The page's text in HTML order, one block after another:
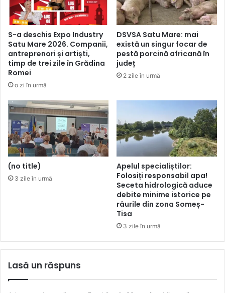
S-a deschis Expo Industry
Satu Mare 2026. Companii,
antreprenori și artiști,
timp de trei zile în Grădina
Romei
o zi în urmă
DSVSA Satu Mare: mai
există un singur focar de
pestă porcină africană în
județ
2 zile în urmă
(no title)
3 zile în urmă
Apelul specialiștilor:
Folosiți responsabil apa!
Seceta hidrologică aduce
debite minime istorice pe
râurile din zona Someș-
Tisa
3 zile în urmă
Lasă un răspuns